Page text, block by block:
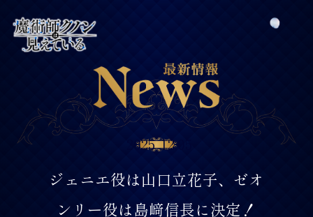
2025 12.05
ジェニエ役は山口立花子、ゼオ
ンリー役は島﨑信長に決定！